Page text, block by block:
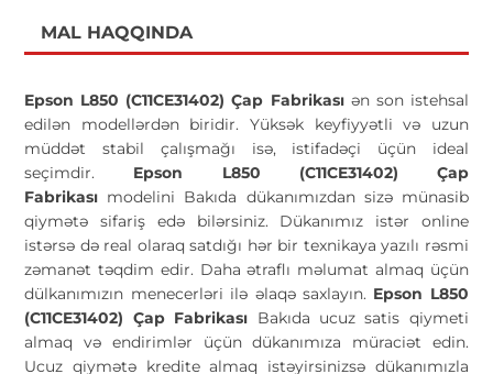
MAL HAQQINDA
Epson L850 (C11CE31402) Çap Fabrikası ən son istehsal
edilən modellərdən biridir. Yüksək keyfiyyətli və uzun
müddət stabil çalışmağı isə, istifadəçi üçün ideal
seçimdir. Epson L850 (C11CE31402) Çap
Fabrikası modelini Bakıda dükanımızdan sizə münasib
qiymətə sifariş edə bilərsiniz. Dükanımız istər online
istərsə də real olaraq satdığı hər bir texnikaya yazılı rəsmi
zəmanət təqdim edir. Daha ətraflı məlumat almaq üçün
dülkanımızın menecerləri ilə əlaqə saxlayın. Epson L850
(C11CE31402) Çap Fabrikası Bakıda ucuz satis qiymeti
almaq və endirimlər üçün dükanımıza müraciət edin.
Ucuz qiymətə kredite almaq istəyirsinizsə dükanımızla